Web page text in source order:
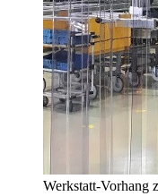
Werkstatt-Vorhang